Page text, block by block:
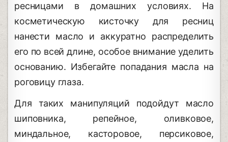
ресницами в домашних условиях. На
косметическую кисточку для ресниц
нанести масло и аккуратно распределить
его по всей длине, особое внимание уделить
основанию. Избегайте попадания масла на
роговицу глаза.
Для таких манипуляций подойдут масло
шиповника, репейное, оливковое,
миндальное, касторовое, персиковое,